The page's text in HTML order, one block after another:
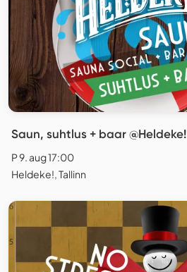
Saun, suhtlus + baar @Heldeke!
P 9. aug 17:00
Heldeke!, Tallinn